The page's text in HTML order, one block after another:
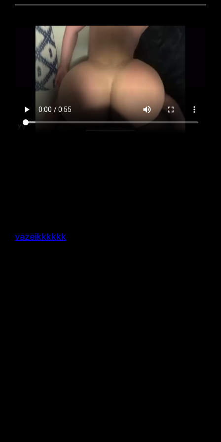
vazeikkkkkk